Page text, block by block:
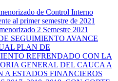
de Control Interno
al primer semestre de 2021
2 Semestre 2021
SEGUIMIENTO AVANCE
PLAN DE
REFRENDADO CON LA
GENERAL DEL CAUCA A
A ESTADOS FINANCIEROS